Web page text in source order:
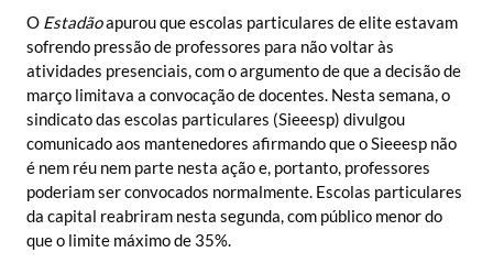
O Estadãoapurou que escolas particulares de elite estavam
sofrendo pressão de professores para não voltar às
atividades presenciais, com o argumento de que a decisão de
março limitava a convocação de docentes. Nesta semana, o
sindicato das escolas particulares (Sieeesp) divulgou
comunicado aos mantenedores afirmando que o Sieeesp não
é nem réu nem parte nesta ação e, portanto, professores
poderiam ser convocados normalmente. Escolas particulares
da capital reabriram nesta segunda, com público menor do
que o limite máximo de 35%.